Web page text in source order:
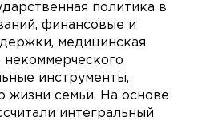
политика в
финансовые и
медицинская
некоммерческого
инструменты,
жизни семьи. На основе
интегральный